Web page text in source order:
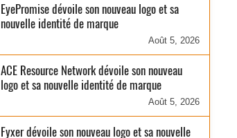
EyePromise dévoile son nouveau logo et sa
nouvelle identité de marque
Août 5, 2026
ACE Resource Network dévoile son nouveau
logo et sa nouvelle identité de marque
Août 5, 2026
Fyxer dévoile son nouveau logo et sa nouvelle